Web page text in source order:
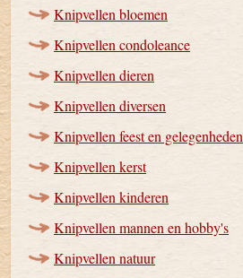
Knipvellen bloemen
Knipvellen condoleance
Knipvellen dieren
Knipvellen diversen
Knipvellen feest en gelegenheden
Knipvellen kerst
Knipvellen kinderen
Knipvellen mannen en hobby's
Knipvellen natuur